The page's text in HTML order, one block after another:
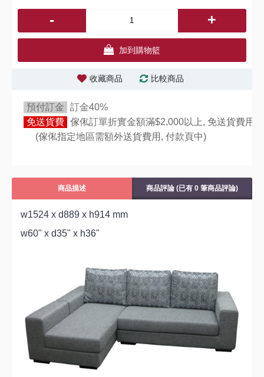
- +
加到購物籃
收藏商品 比較商品
預付訂金
訂金40%
免送貨費 傢俬訂單折實金額滿$2,000以上, 免送貨費用,
(傢俬指定地區需額外送貨費用, 付款頁中)
商品描述 商品評論 (已有 0 筆商品評論)
w1524 x d889 x h914 mm
w60" x d35" x h36"